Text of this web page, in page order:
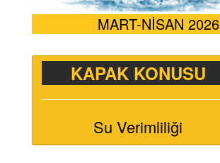
MART-NİSAN 2026
KAPAK KONUSU
Su Verimliliği